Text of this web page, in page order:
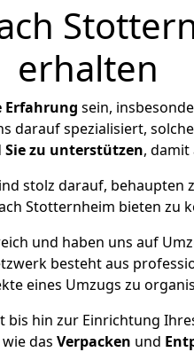
erhalten
Erfahrung sein,
darauf spezialisiert,
Sie zu unterstützen,
stolz darauf, behaupten
Stotternheim bieten zu
und haben uns auf
besteht aus
eines Umzugs zu
hin zur Einrichtung
das Verpacken und